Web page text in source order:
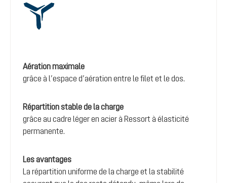
Aération maximale
grâce à l’espace d’aération entre le filet et le dos.
Répartition stable de la charge
grâce au cadre léger en acier à Ressort à élasticité
permanente.
Les avantages
La répartition uniforme de la charge et la stabilité